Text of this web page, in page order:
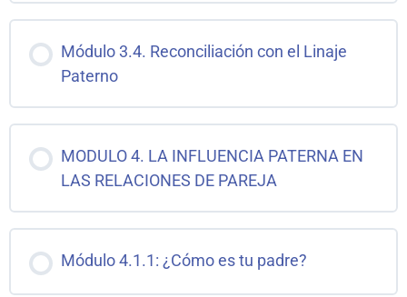
Módulo 3.4. Reconciliación con el Linaje
Paterno
MODULO 4. LA INFLUENCIA PATERNA EN
LAS RELACIONES DE PAREJA
Módulo 4.1.1: ¿Cómo es tu padre?